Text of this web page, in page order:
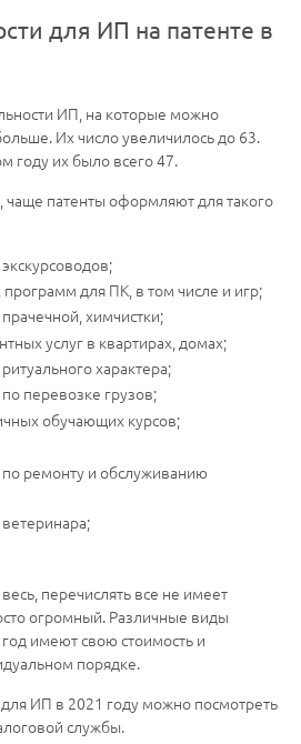
для ИП на патенте в
ИП, на которые можно
Их число увеличилось до 63.
году их было всего 47.
чаще патенты оформляют для такого
для ПК, в том числе и игр;
химчистки;
услуг в квартирах, домах;
характера;
перевозке грузов;
обучающих курсов;
по ремонту и обслуживанию
перечислять все не имеет
огромный. Различные виды
имеют свою стоимость и
порядке.
ИП в 2021 году можно посмотреть
службы.